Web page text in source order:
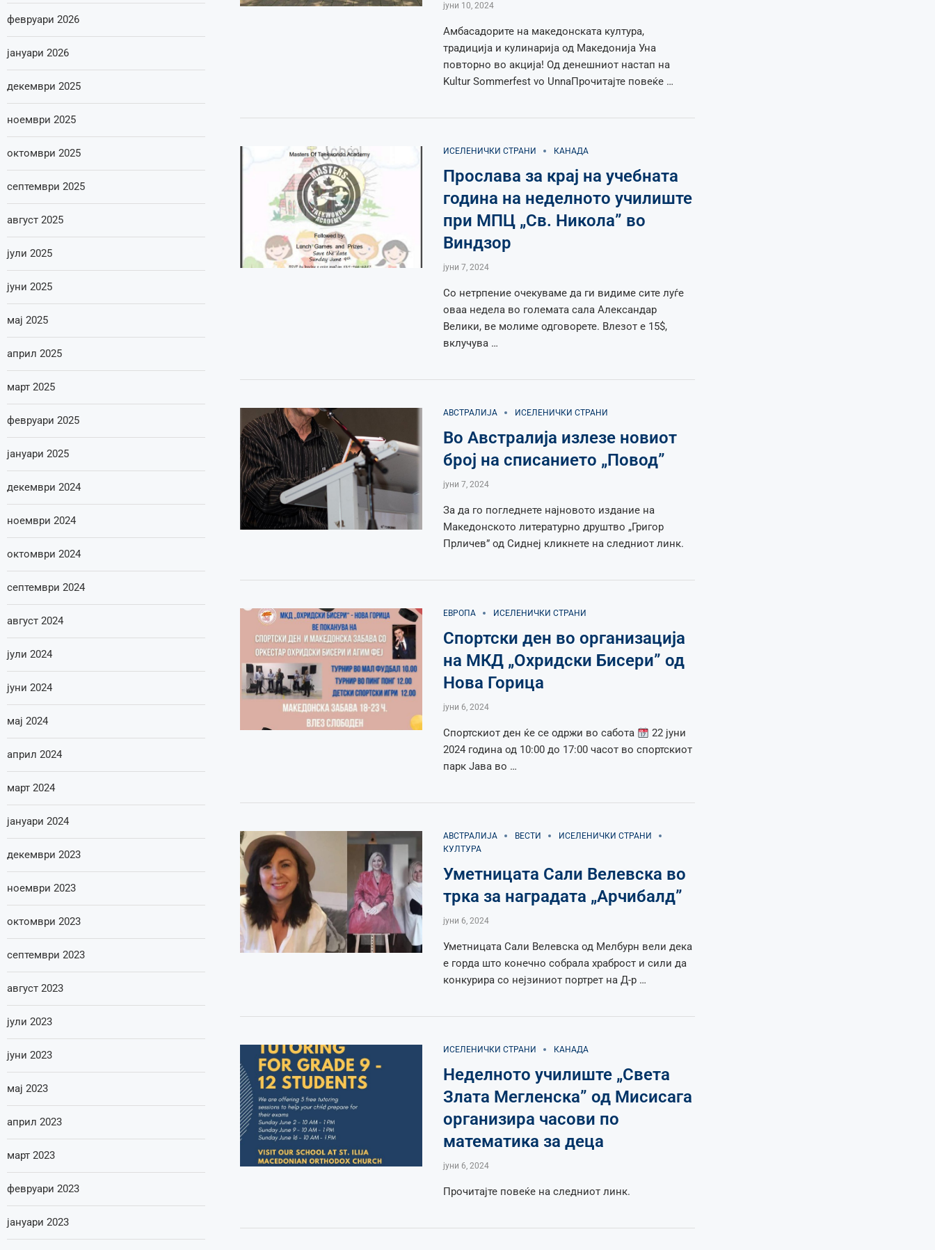
јуни 10, 2024
Амбасадорите на македонската култура,
традиција и кулинарија од Македонија Уна
повторно во акција! Од денешниот настап на
Kultur Sommerfest vo UnnaПрочитајте повеќе …
ИСЕЛЕНИЧКИ СТРАНИ КАНАДА
Прослава за крај на учебната
година на неделното училиште
при МПЦ „Св. Никола” во
Виндзор
јуни 7, 2024
Со нетрпение очекуваме да ги видиме сите луѓе
оваа недела во големата сала Александар
Велики, ве молиме одговорете. Влезот е 15$,
вклучува …
АВСТРАЛИЈА ИСЕЛЕНИЧКИ СТРАНИ
Во Австралија излезе новиот
број на списанието „Повод”
јуни 7, 2024
За да го погледнете најновото издание на
Македонското литературно друштво „Григор
Прличев” од Сиднеј кликнете на следниот линк.
ЕВРОПА ИСЕЛЕНИЧКИ СТРАНИ
Спортски ден во организација
на МКД „Охридски Бисери” од
Нова Горица
јуни 6, 2024
Спортскиот ден ќе се одржи во сабота
22 јуни
2024 година од 10:00 до 17:00 часот во спортскиот
парк Јава во …
АВСТРАЛИЈА ВЕСТИ
ИСЕЛЕНИЧКИ СТРАНИ
КУЛТУРА
Уметницата Сали Велевска во
трка за наградата „Арчибалд”
јуни 6, 2024
Уметницата Сали Велевска од Мелбурн вели дека
е горда што конечно собрала храброст и сили да
конкурира со нејзиниот портрет на Д-р …
ИСЕЛЕНИЧКИ СТРАНИ КАНАДА
Неделното училиште „Света
Злата Мегленска” од Мисисага
организира часови по
математика за деца
јуни 6, 2024
Прочитајте повеќе на следниот линк.
февруари 2026
јануари 2026
декември 2025
ноември 2025
октомври 2025
септември 2025
август 2025
јули 2025
јуни 2025
мај 2025
април 2025
март 2025
февруари 2025
јануари 2025
декември 2024
ноември 2024
октомври 2024
септември 2024
август 2024
јули 2024
јуни 2024
мај 2024
април 2024
март 2024
јануари 2024
декември 2023
ноември 2023
октомври 2023
септември 2023
август 2023
јули 2023
јуни 2023
мај 2023
април 2023
март 2023
февруари 2023
јануари 2023